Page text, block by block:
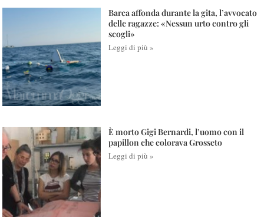
Barca affonda durante la gita, l’avvocato
delle ragazze: «Nessun urto contro gli
scogli»
Leggi di più »
È morto Gigi Bernardi, l’uomo con il
papillon che colorava Grosseto
Leggi di più »